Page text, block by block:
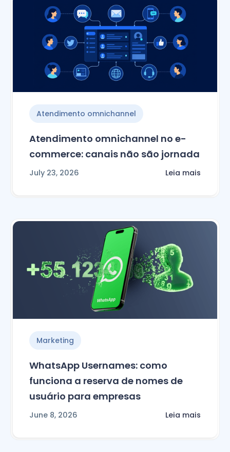
Atendimento omnichannel
Atendimento omnichannel no e-
commerce: canais não são jornada
July 23, 2026 Leia mais
Marketing
WhatsApp Usernames: como
funciona a reserva de nomes de
usuário para empresas
June 8, 2026 Leia mais